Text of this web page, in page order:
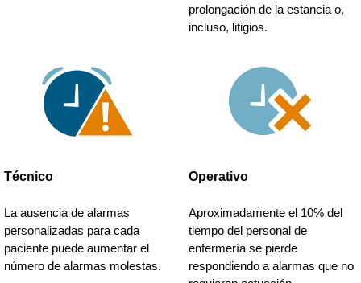
prolongación de la estancia o,
incluso, litigios.
Técnico
La ausencia de alarmas
personalizadas para cada
paciente puede aumentar el
número de alarmas molestas.
Operativo
Aproximadamente el 10% del
tiempo del personal de
enfermería se pierde
respondiendo a alarmas que no